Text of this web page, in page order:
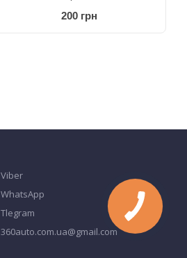
200 грн
Viber
WhatsApp
Tlegram
360auto.com.ua@gmail.com